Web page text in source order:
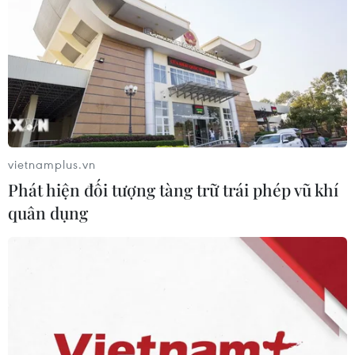
Nhà đầu tư Anh đề xuất siêu dự án Tổ
hợp cảng biển 18 tỷ USD tại Quảng
Ninh
07/08/2026 08:33
Canh tác biển - động lực mới cho
kinh tế biển Việt Nam
07/08/2026 08:14
07/08/2026 08:14
vietnamplus.vn
Phát hiện đối tượng tàng trữ trái phép vũ khí
quân dụng